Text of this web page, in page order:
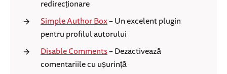
redirecționare
Simple Author Box– Un excelent plugin
pentru profilul autorului
Disable Comments– Dezactivează
comentariile cu ușurință